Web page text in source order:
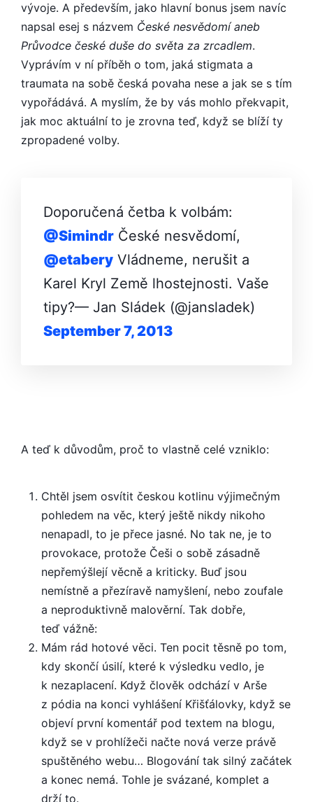
vývoje. A především, jako hlavní bonus jsem navíc
napsal esej s názvem České nesvědomí aneb
Průvodce české duše do světa za zrcadlem.
Vyprávím v ní příběh o tom, jaká stigmata a
traumata na sobě česká povaha nese a jak se s tím
vypořádává. A myslím, že by vás mohlo překvapit,
jak moc aktuální to je zrovna teď, když se blíží ty
zpropadené volby.
Doporučená četba k volbám:
@Simindr České nesvědomí,
@etabery Vládneme, nerušit a
Karel Kryl Země lhostejnosti. Vaše
tipy?— Jan Sládek (@jansladek)
September 7, 2013
A teď k důvodům, proč to vlastně celé vzniklo:
Chtěl jsem osvítit českou kotlinu výjimečným
pohledem na věc, který ještě nikdy nikoho
nenapadl, to je přece jasné. No tak ne, je to
provokace, protože Češi o sobě zásadně
nepřemýšlejí věcně a kriticky. Buď jsou
nemístně a přezíravě namyšlení, nebo zoufale
a neproduktivně malověrní. Tak dobře,
teď vážně:
Mám rád hotové věci. Ten pocit těsně po tom,
kdy skončí úsilí, které k výsledku vedlo, je
k nezaplacení. Když člověk odchází v Arše
z pódia na konci vyhlášení Křišťálovky, když se
objeví první komentář pod textem na blogu,
když se v prohlížeči načte nová verze právě
spuštěného webu… Blogování tak silný začátek
a konec nemá. Tohle je svázané, komplet a
drží to.